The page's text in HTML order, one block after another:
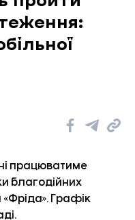
працюватиме
благодійних
Графік